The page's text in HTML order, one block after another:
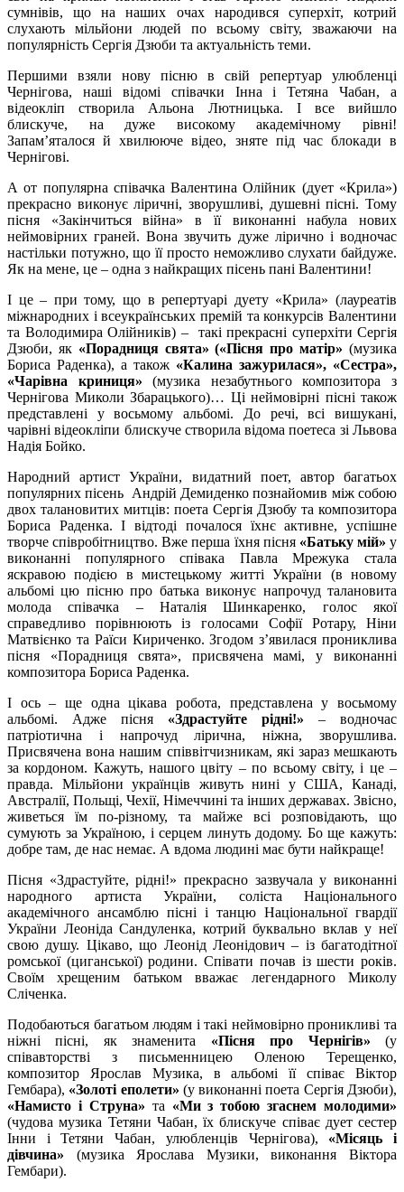
сумнівів, що на наших очах народився суперхіт, котрий
слухають мільйони людей по всьому світу, зважаючи на
популярність Сергія Дзюби та актуальність теми.
Першими взяли нову пісню в свій репертуар улюбленці
Чернігова, наші відомі співачки Інна і Тетяна Чабан, а
відеокліп створила Альона Лютницька. І все вийшло
блискуче, на дуже високому академічному рівні!
Запам’яталося й хвилююче відео, зняте під час блокади в
Чернігові.
А от популярна співачка Валентина Олійник (дует «Крила»)
прекрасно виконує ліричні, зворушливі, душевні пісні. Тому
пісня «Закінчиться війна» в її виконанні набула нових
неймовірних граней. Вона звучить дуже лірично і водночас
настільки потужно, що її просто неможливо слухати байдуже.
Як на мене, це – одна з найкращих пісень пані Валентини!
І це – при тому, що в репертуарі дуету «Крила» (лауреатів
міжнародних і всеукраїнських премій та конкурсів Валентини
та Володимира Олійників) – такі прекрасні суперхіти Сергія
Дзюби, як «Порадниця свята» («Пісня про матір»(музика
Бориса Раденка), а також «Калина зажурилася», «Сестра»,
«Чарівна криниця» (музика незабутнього композитора з
Чернігова Миколи Збарацького)… Ці неймовірні пісні також
представлені у восьмому альбомі. До речі, всі вишукані,
чарівні відеокліпи блискуче створила відома поетеса зі Львова
Надія Бойко.
Народний артист України, видатний поет, автор багатьох
популярних пісень Андрій Демиденко познайомив між собою
двох талановитих митців: поета Сергія Дзюбу та композитора
Бориса Раденка. І відтоді почалося їхнє активне, успішне
творче співробітництво. Вже перша їхня пісня «Батьку мій» у
виконанні популярного співака Павла Мрежука стала
яскравою подією в мистецькому житті України (в новому
альбомі цю пісню про батька виконує напрочуд талановита
молода співачка – Наталія Шинкаренко, голос якої
справедливо порівнюють із голосами Софії Ротару, Ніни
Матвієнко та Раїси Кириченко. Згодом з’явилася прониклива
пісня «Порадниця свята», присвячена мамі, у виконанні
композитора Бориса Раденка.
І ось – ще одна цікава робота, представлена у восьмому
альбомі. Адже пісня «Здрастуйте рідні!» – водночас
патріотична і напрочуд лірична, ніжна, зворушлива.
Присвячена вона нашим співвітчизникам, які зараз мешкають
за кордоном. Кажуть, нашого цвіту – по всьому світу, і це –
правда. Мільйони українців живуть нині у США, Канаді,
Австралії, Польщі, Чехії, Німеччині та інших державах. Звісно,
живеться їм по-різному, та майже всі розповідають, що
сумують за Україною, і серцем линуть додому. Бо ще кажуть:
добре там, де нас немає. А вдома людині має бути найкраще!
Пісня «Здрастуйте, рідні!» прекрасно зазвучала у виконанні
народного артиста України, соліста Національного
академічного ансамблю пісні і танцю Національної гвардії
України Леоніда Сандуленка, котрий буквально вклав у неї
свою душу. Цікаво, що Леонід Леонідович – із багатодітної
ромської (циганської) родини. Співати почав із шести років.
Своїм хрещеним батьком вважає легендарного Миколу
Сліченка.
Подобаються багатьом людям і такі неймовірно проникливі та
ніжні пісні, як знаменита «Пісня про Чернігів» (у
співавторстві з письменницею Оленою Терещенко,
композитор Ярослав Музика, в альбомі її співає Віктор
Гембара), «Золоті еполети» (у виконанні поета Сергія Дзюби),
«Намисто і Струна» та «Ми з тобою згаснем молодими»
(чудова музика Тетяни Чабан, їх блискуче співає дует сестер
Інни і Тетяни Чабан, улюбленців Чернігова), «Місяць і
дівчина» (музика Ярослава Музики, виконання Віктора
Гембари).